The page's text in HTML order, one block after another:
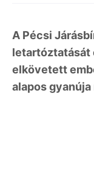
A Pécsi
letartóztatását
elkövetett
alapos gyanúja